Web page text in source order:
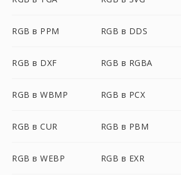
RGB в PPM RGB в DDS
RGB в DXF RGB в RGBA
RGB в WBMP RGB в PCX
RGB в CUR RGB в PBM
RGB в WEBP RGB в EXR